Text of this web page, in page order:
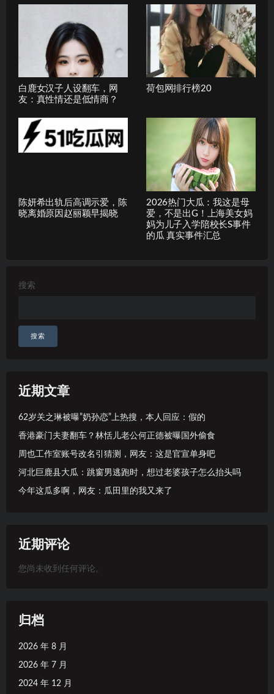
白鹿女汉子人设翻车，网
友：真性情还是低情商？
荷包网排行榜20
陈妍希出轨后高调示爱，陈
晓离婚原因赵丽颖早揭晓
2026热门大瓜：我这是母
爱，不是出G！上海美女妈
妈为儿子入学陪校长S事件
的瓜 真实事件汇总
搜索
搜索
近期文章
62岁关之琳被曝”奶孙恋”上热搜，本人回应：假的
香港豪门夫妻翻车？林恬儿老公何正德被曝国外偷食
周也工作室账号改名引猜测，网友：这是官宣单身吧
河北巨鹿县大瓜：跳窗男逃跑时，想过老婆孩子怎么抬头吗
今年这瓜多啊，网友：瓜田里的我又来了
近期评论
您尚未收到任何评论。
归档
2026 年 8 月
2026 年 7 月
2024 年 12 月